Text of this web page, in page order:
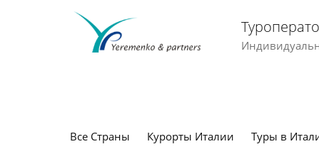
Все Страны Курорты Италии Туры в